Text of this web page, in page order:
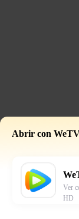
Abrir con
Ver
HD